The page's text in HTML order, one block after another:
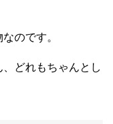
のです。
どれもちゃんとし